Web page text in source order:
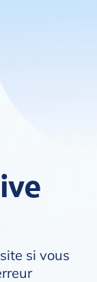
si vous